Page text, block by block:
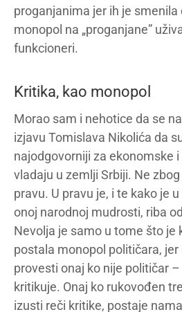
proganjanima jer ih je smenila
monopol na „proganjane”
funkcioneri.
Kritika, kao monopol
Morao sam i nehotice da se
izjavu Tomislava Nikolića da
najodgovorniji za ekonomske
vladaju u zemlji Srbiji. Ne
pravu. U pravu je, i te kako je
onoj narodnoj mudrosti, riba
Nevolja je samo u tome što je
postala monopol političara, jer
provesti onaj ko nije političar
kritikuje. Onaj ko rukovođen
izusti reči kritike, postaje